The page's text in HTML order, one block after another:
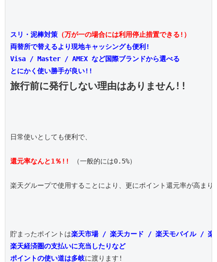
スリ・泥棒対策 （万が一の場合には利用停止措置できる!）
両替所で替えるより現地キャッシングも便利!
Visa / Master / AMEX など国際ブランドから選べる
とにかく使い勝手が良い!!
旅行前に発行しない理由はありません!!
日常使いとしても便利で、
還元率なんと1％!! （一般的には0.5%）
楽天グループで使用することにより、更にポイント還元率が高まり
貯まったポイントは楽天市場 / 楽天カード / 楽天モバイル / 楽
楽天経済圏の支払いに充当したりなど
ポイントの使い道は多岐に渡ります!